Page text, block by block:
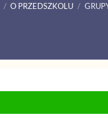
/ O PRZEDSZKOLU /